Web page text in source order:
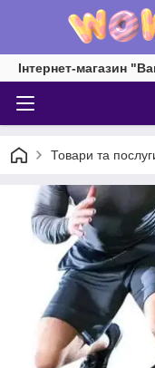
Інтернет-магазин
Товари та